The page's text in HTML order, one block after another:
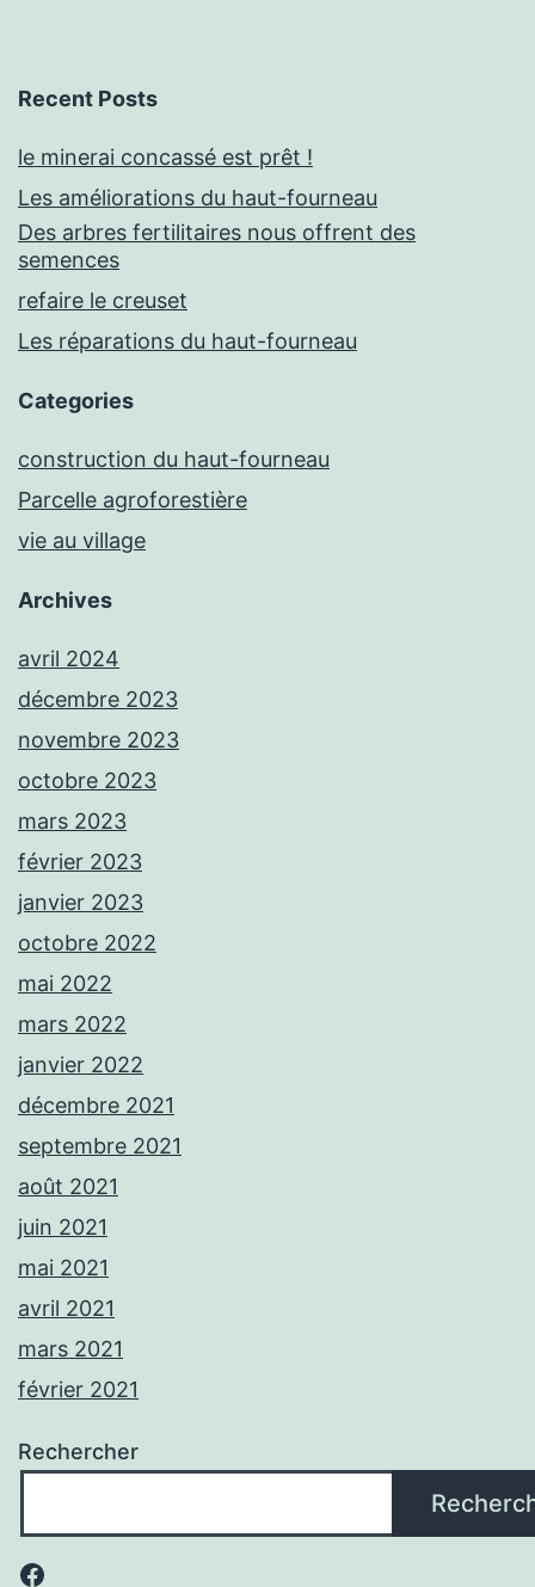
Recent Posts
le minerai concassé est prêt !
Les améliorations du haut-fourneau
Des arbres fertilitaires nous offrent des
semences
refaire le creuset
Les réparations du haut-fourneau
Categories
construction du haut-fourneau
Parcelle agroforestière
vie au village
Archives
avril 2024
décembre 2023
novembre 2023
octobre 2023
mars 2023
février 2023
janvier 2023
octobre 2022
mai 2022
mars 2022
janvier 2022
décembre 2021
septembre 2021
août 2021
juin 2021
mai 2021
avril 2021
mars 2021
février 2021
Rechercher
Facebook